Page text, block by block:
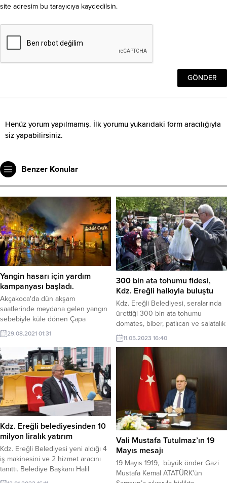
site adresim bu tarayıcıya kaydedilsin.
Henüz yorum yapılmamış. İlk yorumu yukarıdaki form aracılığıyla
siz yapabilirsiniz.
Benzer Konular
Yangin hasarı için yardım
kampanyası başladı.
Akçakoca'da dün akşam
saatlerinde meydana gelen yangın
sebebiyle küle dönen Çapa
Restoran ve Lal Kafe işletmelerinin
sahiplerine destek olmak için
yardım kampanyası başlatıldı.
29.08.2021 01:31
300 bin ata tohumu fidesi,
Kdz. Ereğli halkıyla buluştu
Kdz. Ereğli Belediyesi, seralarında
ürettiği 300 bin ata tohumu
domates, biber, patlıcan ve salatalık
fidesini ücretsiz halka dağıttı.
Belediye Başkanı Halil Posbıyık,
“Sizden tek ricamız, bu fidelerden
aldığınız ürünlerin sonrasında
tohumlarını çoğaltın ve lütfen
komşularınıza, dostlarınıza verin,
çevrenizle paylaşın. Bu bizim milli
görevimiz” dedi.
11.05.2023 16:40
Kdz. Ereğli belediyesinden 10
milyon liralık yatırım
Kdz. Ereğli Belediyesi yeni aldığı 4
iş makinesini ve 2 hizmet aracını
tanıttı. Belediye Başkanı Halil
Posbıyık, kent trafiğini rahatlatmak
Vali Mustafa Tutulmaz’ın 19
Mayıs mesajı
19 Mayıs 1919, büyük önder Gazi
Mustafa Kemal ATATÜRK’ün